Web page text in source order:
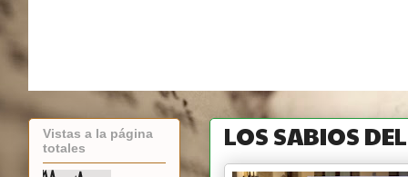
LOS SABIOS
Vistas a la página
totales